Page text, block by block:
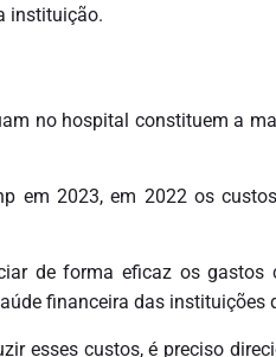
instituição.
no hospital constituem a
em 2023, em 2022 os
de forma eficaz os
financeira das instituições
esses custos, é preciso